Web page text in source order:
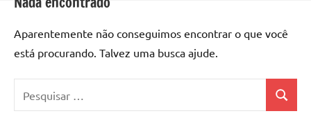
Aparentemente não conseguimos encontrar o que você
está procurando. Talvez uma busca ajude.
por: